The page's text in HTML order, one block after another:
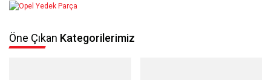
Öne Çıkan Kategorilerimiz